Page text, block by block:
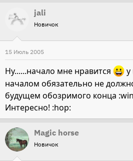
jali
Новичок
15 Июль 2005
Ну......начало мне нравится
у
началом обязательно не
будущем обозримого конца
Интересно! :hop:
Magic horse
Новичок